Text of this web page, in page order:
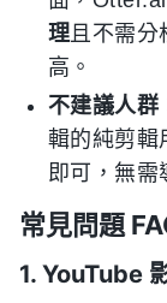
理 且不需
高。
不建議人群
輯的純剪輯
即可，無需
常見問題
1. YouTube